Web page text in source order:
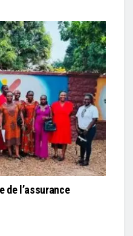
de l’assurance